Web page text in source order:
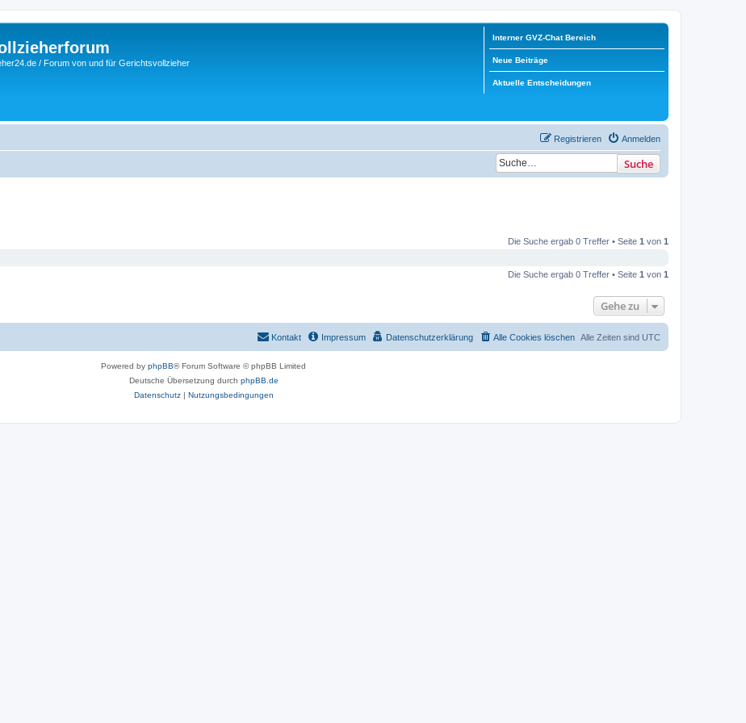
/ Forum von und für Gerichtsvollzieher
Interner GVZ-Chat Bereich
Neue Beiträge
Aktuelle Entscheidungen
Anmelden
Registrieren
Suche
Die Suche ergab 0 Treffer • Seite 1 von 1
Die Suche ergab 0 Treffer • Seite 1 von 1
Gehe zu
Alle Zeiten sind UTC
Alle Cookies löschen
Datenschutzerklärung
Impressum
Kontakt
Powered by phpBB® Forum Software © phpBB Limited
Deutsche Übersetzung durch phpBB.de
Datenschutz| Nutzungsbedingungen